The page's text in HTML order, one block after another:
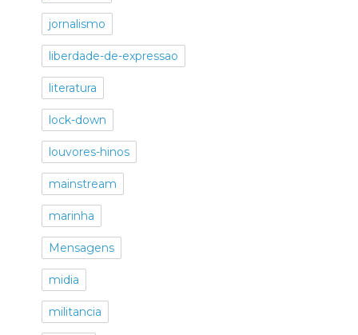
jornalismo
liberdade-de-expressao
literatura
lock-down
louvores-hinos
mainstream
marinha
Mensagens
midia
militancia